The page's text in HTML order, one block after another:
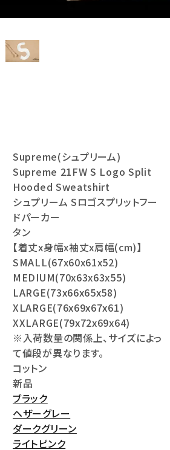
会員登録
Supreme(シュプリーム)
Supreme 21FW S Logo Split
Hooded Sweatshirt
シュプリーム Sロゴスプリットフー
ドパーカー
タン
【着丈x身幅x袖丈x肩幅(cm)】
SMALL(67x60x61x52)
MEDIUM(70x63x63x55)
LARGE(73x66x65x58)
XLARGE(76x69x67x61)
XXLARGE(79x72x69x64)
※入荷数量の関係上、サイズによっ
て値段が異なります。
コットン
新品
ブラック
ヘザーグレー
ダークグリーン
ライトピンク